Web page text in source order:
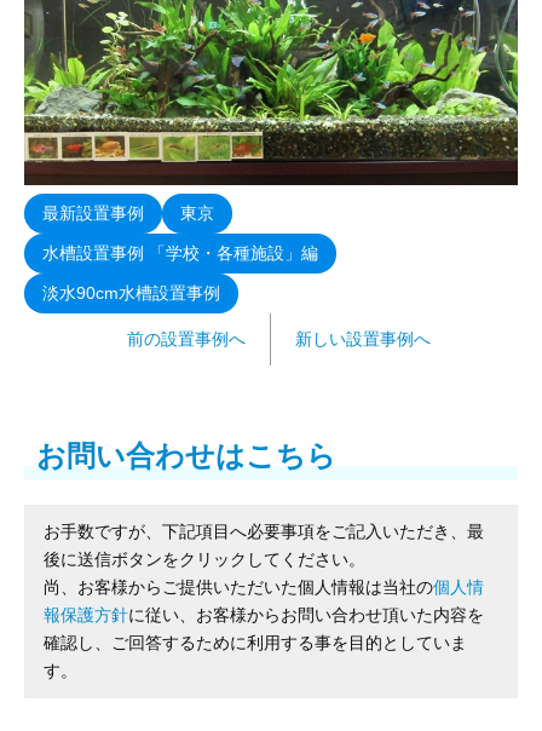
最新設置事例 東京
水槽設置事例 「学校・各種施設」編
淡水90cm水槽設置事例
前の設置事例へ 新しい設置事例へ
お問い合わせはこちら
お手数ですが、下記項目へ必要事項をご記入いただき、最
後に送信ボタンをクリックしてください。
尚、お客様からご提供いただいた個人情報は当社の個人情
報保護方針に従い、お客様からお問い合わせ頂いた内容を
確認し、ご回答するために利用する事を目的としていま
す。